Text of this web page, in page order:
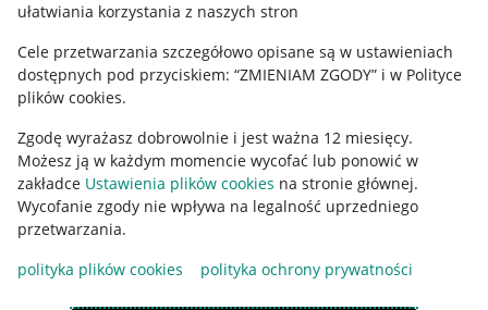
ułatwiania korzystania z naszych stron
Cele przetwarzania szczegółowo opisane są w ustawieniach
dostępnych pod przyciskiem: “ZMIENIAM ZGODY” i w Polityce
plików cookies.
Zgodę wyrażasz dobrowolnie i jest ważna 12 miesięcy.
Możesz ją w każdym momencie wycofać lub ponowić w
zakładce Ustawienia plików cookies na stronie głównej.
Wycofanie zgody nie wpływa na legalność uprzedniego
przetwarzania.
polityka plików cookies
polityka ochrony prywatności
Ustawienia plików "cookies"
Udostępnianie lokalizacji
Informacje dla Aktu o Usługach Cyfrowych
Pobierz aplikację